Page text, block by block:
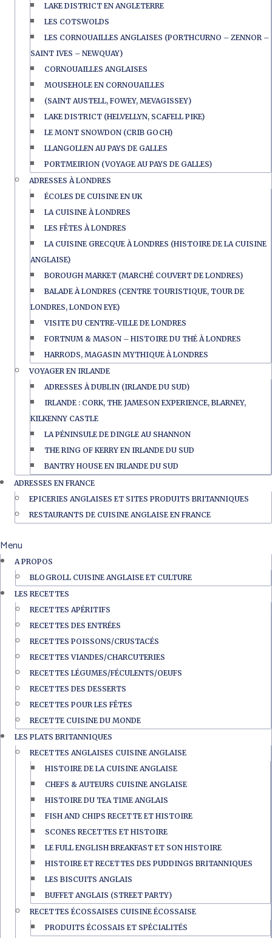
LAKE DISTRICT EN ANGLETERRE
LES COTSWOLDS
LES CORNOUAILLES ANGLAISES (PORTHCURNO – ZENNOR –
SAINT IVES – NEWQUAY)
CORNOUAILLES ANGLAISES
MOUSEHOLE EN CORNOUAILLES
(SAINT AUSTELL, FOWEY, MEVAGISSEY)
LAKE DISTRICT (HELVELLYN, SCAFELL PIKE)
LE MONT SNOWDON (CRIB GOCH)
LLANGOLLEN AU PAYS DE GALLES
PORTMEIRION (VOYAGE AU PAYS DE GALLES)
ADRESSES À LONDRES
ÉCOLES DE CUISINE EN UK
LA CUISINE À LONDRES
LES FÊTES À LONDRES
LA CUISINE GRECQUE À LONDRES (HISTOIRE DE LA CUISINE
ANGLAISE)
BOROUGH MARKET (MARCHÉ COUVERT DE LONDRES)
BALADE À LONDRES (CENTRE TOURISTIQUE, TOUR DE
LONDRES, LONDON EYE)
VISITE DU CENTRE-VILLE DE LONDRES
FORTNUM & MASON – HISTOIRE DU THÉ À LONDRES
HARRODS, MAGASIN MYTHIQUE À LONDRES
VOYAGER EN IRLANDE
ADRESSES À DUBLIN (IRLANDE DU SUD)
IRLANDE : CORK, THE JAMESON EXPERIENCE, BLARNEY,
KILKENNY CASTLE
LA PÉNINSULE DE DINGLE AU SHANNON
THE RING OF KERRY EN IRLANDE DU SUD
BANTRY HOUSE EN IRLANDE DU SUD
ADRESSES EN FRANCE
EPICERIES ANGLAISES ET SITES PRODUITS BRITANNIQUES
RESTAURANTS DE CUISINE ANGLAISE EN FRANCE
Menu
A PROPOS
BLOGROLL CUISINE ANGLAISE ET CULTURE
LES RECETTES
RECETTES APÉRITIFS
RECETTES DES ENTRÉES
RECETTES POISSONS/CRUSTACÉS
RECETTES VIANDES/CHARCUTERIES
RECETTES LÉGUMES/FÉCULENTS/OEUFS
RECETTES DES DESSERTS
RECETTES POUR LES FÊTES
RECETTE CUISINE DU MONDE
LES PLATS BRITANNIQUES
RECETTES ANGLAISES CUISINE ANGLAISE
HISTOIRE DE LA CUISINE ANGLAISE
CHEFS & AUTEURS CUISINE ANGLAISE
HISTOIRE DU TEA TIME ANGLAIS
FISH AND CHIPS RECETTE ET HISTOIRE
SCONES RECETTES ET HISTOIRE
LE FULL ENGLISH BREAKFAST ET SON HISTOIRE
HISTOIRE ET RECETTES DES PUDDINGS BRITANNIQUES
LES BISCUITS ANGLAIS
BUFFET ANGLAIS (STREET PARTY)
RECETTES ÉCOSSAISES CUISINE ÉCOSSAISE
PRODUITS ÉCOSSAIS ET SPÉCIALITÉS